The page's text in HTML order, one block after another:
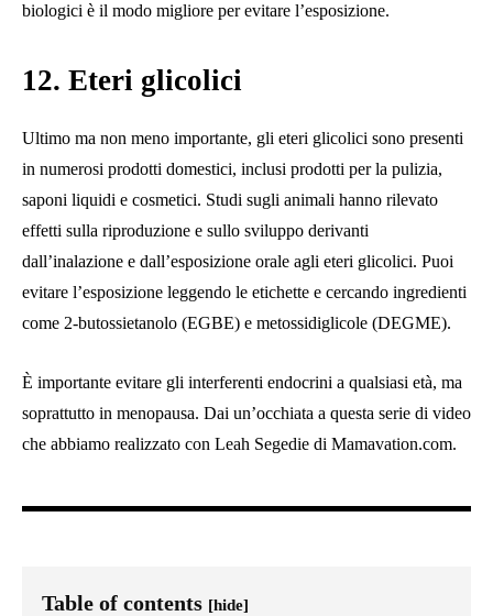
biologici è il modo migliore per evitare l’esposizione.
12. Eteri glicolici
Ultimo ma non meno importante, gli eteri glicolici sono presenti
in numerosi prodotti domestici, inclusi prodotti per la pulizia,
saponi liquidi e cosmetici. Studi sugli animali hanno rilevato
effetti sulla riproduzione e sullo sviluppo derivanti
dall’inalazione e dall’esposizione orale agli eteri glicolici. Puoi
evitare l’esposizione leggendo le etichette e cercando ingredienti
come 2-butossietanolo (EGBE) e metossidiglicole (DEGME).
È importante evitare gli interferenti endocrini a qualsiasi età, ma
soprattutto in menopausa. Dai un’occhiata a questa serie di video
che abbiamo realizzato con Leah Segedie di Mamavation.com.
Table of contents [hide]